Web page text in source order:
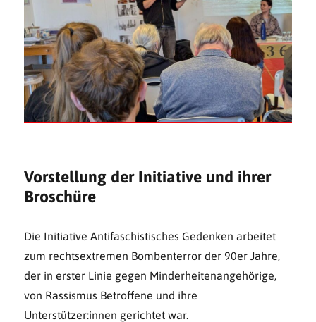
Vorstellung der Initiative und ihrer
Broschüre
Die Initiative Antifaschistisches Gedenken arbeitet
zum rechtsextremen Bombenterror der 90er Jahre,
der in erster Linie gegen Minderheitenangehörige,
von Rassismus Betroffene und ihre
Unterstützer:innen gerichtet war.